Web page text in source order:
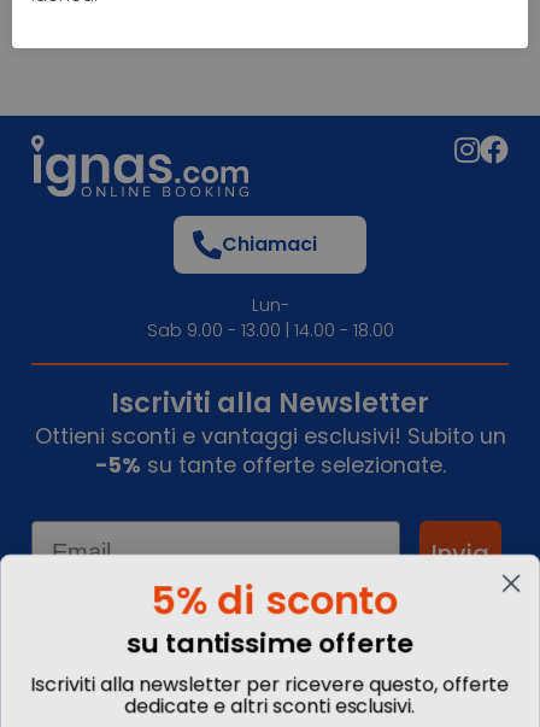
Informazioni
Chiamaci
Lun-
Sab 9.00 - 13.00 | 14.00 - 18.00
Iscriviti alla Newsletter
Ottieni sconti e vantaggi esclusivi! Subito un
-5% su tante offerte selezionate.
Email
Invia
5% di sconto
su tantissime offerte
Iscriviti alla newsletter per ricevere questo, offerte
dedicate e altri sconti esclusivi.